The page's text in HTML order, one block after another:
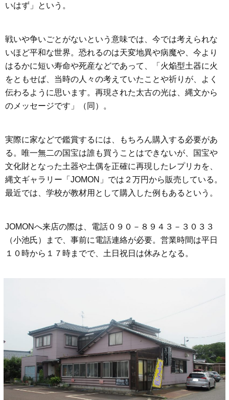
いはず」という。
戦いや争いごとがないという意味では、今では考えられな
いほど平和な世界。恐れるのは天変地異や病魔や、今より
はるかに短い寿命や死産などであって、「火焔型土器に火
をともせば、当時の人々の考えていたことや祈りが、よく
伝わるように思います。再現された太古の光は、縄文から
のメッセージです」（同）。
実際に家などで鑑賞するには、もちろん購入する必要があ
る。唯一無二の国宝は誰も買うことはできないが、国宝や
文化財となった土器や土偶を正確に再現したレプリカを、
縄文ギャラリー「JOMON」では２万円から販売している。
最近では、学校が教材用として購入した例もあるという。
JOMONへ来店の際は、電話０９０－８９４３－３０３３
（小池氏）まで、事前に電話連絡が必要。営業時間は平日
１０時から１７時までで、土日祝日は休みとなる。